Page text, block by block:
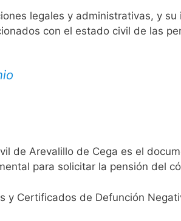
legales y administrativas, y
con el estado civil de las
de Arevalillo de Cega es el
para solicitar la pensión del
y Certificados de Defunción